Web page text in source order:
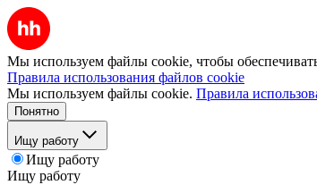
Мы используем файлы cookie, чтобы
Правила использования файлов cookie
Мы используем файлы cookie. Правила
Понятно
Ищу работу
Ищу работу
Ищу работу